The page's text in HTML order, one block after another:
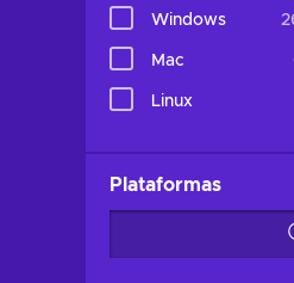
Windows
Mac
Linux
Plataformas